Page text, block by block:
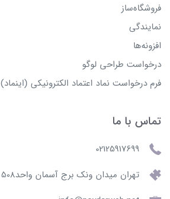
فروشگاه‌ساز
نمایندگی
افزونه‌ها
درخواست طراحی لوگو
فرم درخواست نماد اعتماد الکترونیکی (اینماد)
تماس با ما
02125917699
تهران میدان ونک برج آسمان واحد508